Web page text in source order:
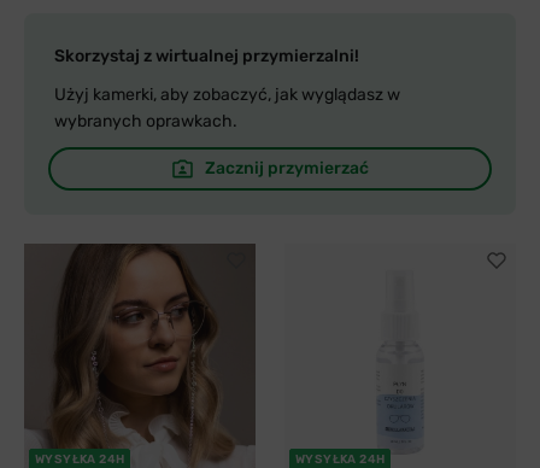
Skorzystaj z wirtualnej przymierzalni!
Użyj kamerki, aby zobaczyć, jak wyglądasz w
wybranych oprawkach.
Zacznij przymierzać
WYSYŁKA 24H WYSYŁKA 24H